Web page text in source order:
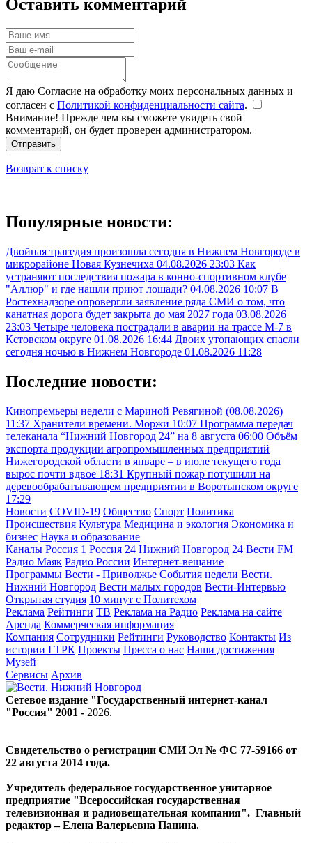
Оставить комментарий
Я даю Согласие на обработку моих персональных данных и
согласен с Политикой конфиденциальности сайта.
Внимание! Прежде чем вы сможете увидеть свой
комментарий, он будет проверен администратором.
Отправить
Возврат к списку
Популярные новости:
Двойная трагедия произошла сегодня в Нижнем Новгороде в
микрорайоне Новая Кузнечиха 04.08.2026 23:03 Как
устраняют последствия пожара в конно-спортивном клубе
"Аллюр" и где нашли приют лошади? 04.08.2026 10:07 В
Ростехнадзоре опровергли заявление ряда СМИ о том, что
канатная дорога будет закрыта до мая 2027 года 03.08.2026
23:03 Четыре человека пострадали в аварии на трассе М-7 в
Кстовском округе 01.08.2026 16:44 Двоих утопающих спасли
сегодня ночью в Нижнем Новгороде 01.08.2026 11:28
Последние новости:
Кинопремьеры недели с Мариной Ревягиной (08.08.2026)
11:37 Хранители времени. Моржи 10:07 Программа передач
телеканала “Нижний Новгород 24” на 8 августа 06:00 Объём
экспорта продукции агропромышленных предприятий
Нижегородской области в январе – в июле текущего года
вырос почти вдвое 18:31 Крупный пожар потушили на
деревообрабатывающем предприятии в Воротынском округе
17:29
Новости COVID-19 Общество Спорт Политика
Происшествия Культура Медицина и экология Экономика и
бизнес Наука и образование
Каналы Россия 1 Россия 24 Нижний Новгород 24 Вести FM
Радио Маяк Радио России Интернет-вещание
Программы Вести - Приволжье События недели Вести.
Нижний Новгород Вести малых городов Вести-Интервью
Открытая студия 10 минут с Политехом
Реклама Рейтинги ТВ Реклама на Радио Реклама на сайте
Аренда Коммерческая информация
Компания Сотрудники Рейтинги Руководство Контакты Из
истории ГТРК Проекты Пресса о нас Наши достижения
Музей
Сервисы Архив
Сетевое издание "Государственный интернет-канал
"Россия" 2001 - 2026.
Свидетельство о регистрации СМИ Эл № ФС 77-59166 от
22 августа 2014 года.
Учредитель федеральное государственное унитарное
предприятие "Всероссийская государственная
телевизионная и радиовещательная компания". Главный
редактор – Елена Валерьевна Панина.